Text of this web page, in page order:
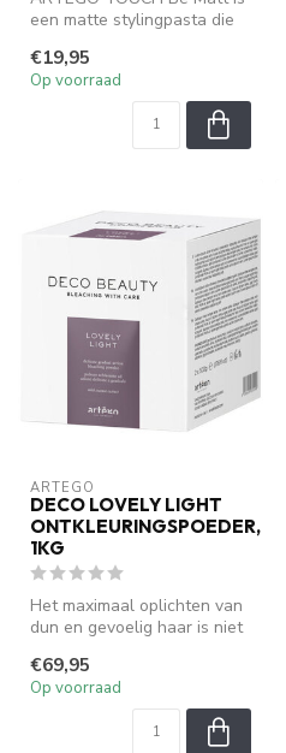
een matte stylingpasta die
zo...
€19,95
Op voorraad
ARTEGO
DECO LOVELY LIGHT
ONTKLEURINGSPOEDER,
1KG
Het maximaal oplichten van
dun en gevoelig haar is niet
€69,95
Op voorraad